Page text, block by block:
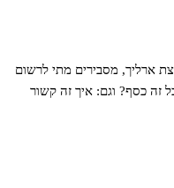
ארליך, מסבירים מתי לרשום
זה כסף? וגם: איך זה קשור